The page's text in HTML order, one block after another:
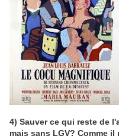
4) Sauver ce qui reste de
mais sans LGV? Comme il